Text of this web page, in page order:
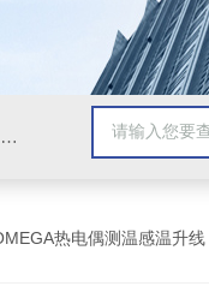
Omega插头,Omega测温线,热电偶测温线,热电偶线,铠装热电偶,热电偶连接器,热电偶插头,Omega热电偶线,T型热电偶线,TMC测温纸
热电偶测温感温升线